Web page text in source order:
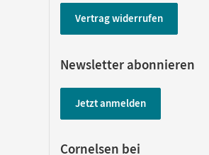
Vertrag widerrufen
Newsletter abonnieren
Jetzt anmelden
Cornelsen bei